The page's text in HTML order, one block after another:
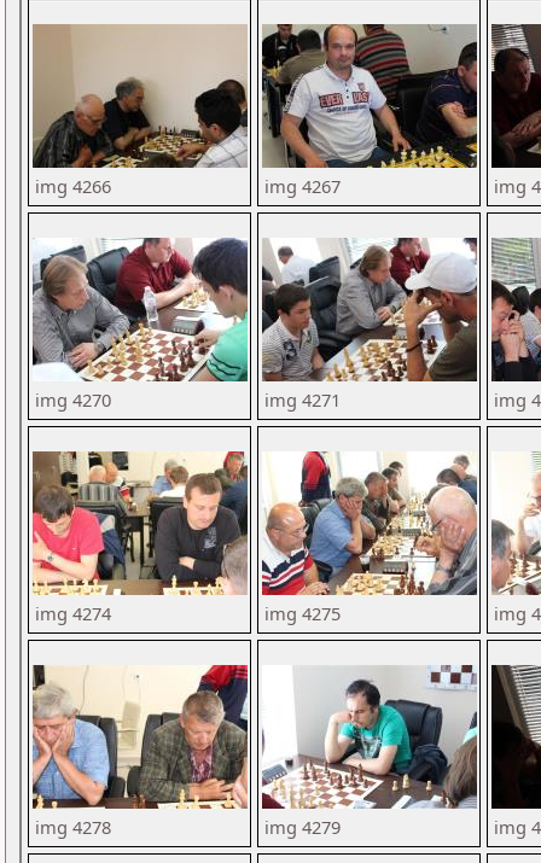
img 4266 img 4267 img
img 4270 img 4271 img
img 4274 img 4275 img
img 4278 img 4279 img